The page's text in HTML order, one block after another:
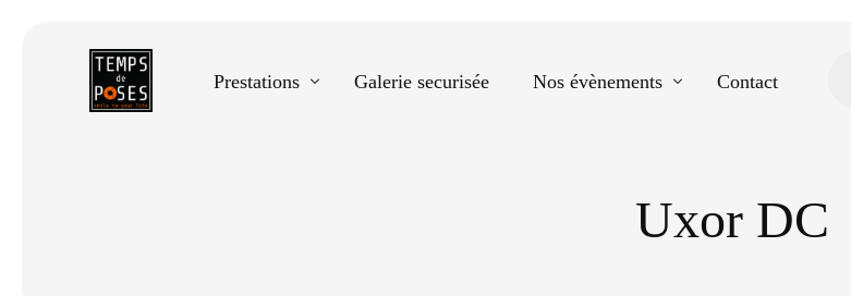
Prestations Galerie securisée Nos évènements Contact
Uxor DC